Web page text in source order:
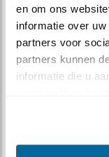
en om ons
informatie over
partners voor
partners kunnen
informatie die u
Maandag 8 juli
In Gennep had ik
ik neem mijn
gezegd zo